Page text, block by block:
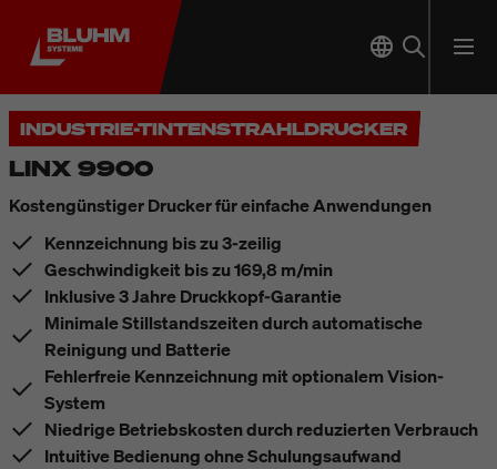
INDUSTRIE-TINTENSTRAHLDRUCKER
LINX 9900
Kostengünstiger Drucker für einfache Anwendungen
Kennzeichnung bis zu 3-zeilig
Geschwindigkeit bis zu 169,8 m/min
Inklusive 3 Jahre Druckkopf-Garantie
Minimale Stillstandszeiten durch automatische
Reinigung und Batterie
Fehlerfreie Kennzeichnung mit optionalem Vision-
System
Niedrige Betriebskosten durch reduzierten Verbrauch
Intuitive Bedienung ohne Schulungsaufwand